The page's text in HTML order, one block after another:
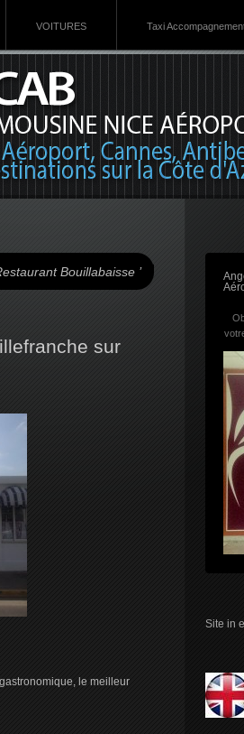
VOITURES Taxi
Bouillabaisse ’
sur
le meilleur
Site in